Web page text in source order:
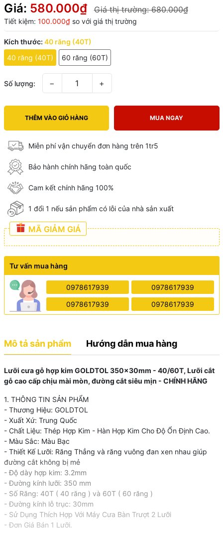
Giá: 580.000₫ Giá thị trường:680.000₫
Tiết kiệm: 100.000₫so với giá thị trường
Kích thước: 40 răng (40T)
40 răng (40T)
60 răng (60T)
Số lượng: − +
THÊM VÀO GIỎ HÀNG MUA NGAY
Miễn phí vận chuyển đơn hàng trên 1tr5
Bảo hành chính hãng toàn quốc
Cam kết chính hãng 100%
1 đổi 1 nếu sản phẩm có lỗi của nhà sản xuất
MÃ GIẢM GIÁ
Tư vấn mua hàng
0978617939 0978617939
0978617939 0978617939
Mô tả sản phẩm Hướng dẫn mua hàng
Lưỡi cưa gỗ hợp kim GOLDTOL 350x30mm - 40/60T, Lưỡi cắt
gỗ cao cấp chịu mài mòn, đường cắt siêu mịn - CHÍNH HÃNG
1. THÔNG TIN SẢN PHẨM
- Thương Hiệu: GOLDTOL
- Xuất Xứ: Trung Quốc
- Chất Liệu: Thép Hợp Kim - Hàn Hợp Kim Cho Độ Ổn Định Cao.
- Màu Sắc: Màu Bạc
- Thiết Kế Lưỡi: Răng Thẳng và răng vuông đan xen nhau giúp
đường cắt không bị mẻ
- Độ dày hợp kim: 3.2mm
- Đường kính lưỡi: 350 mm
- Số Răng: 40T ( 40 răng ) và 60T ( 60 răng )
- Đường kính lỗ trục: 30mm
- Sử Dụng Thích Hợp Với Máy Cưa Bàn Trượt 2 Lưỡi
- Đơn Giá Bán 1 Lưỡi.